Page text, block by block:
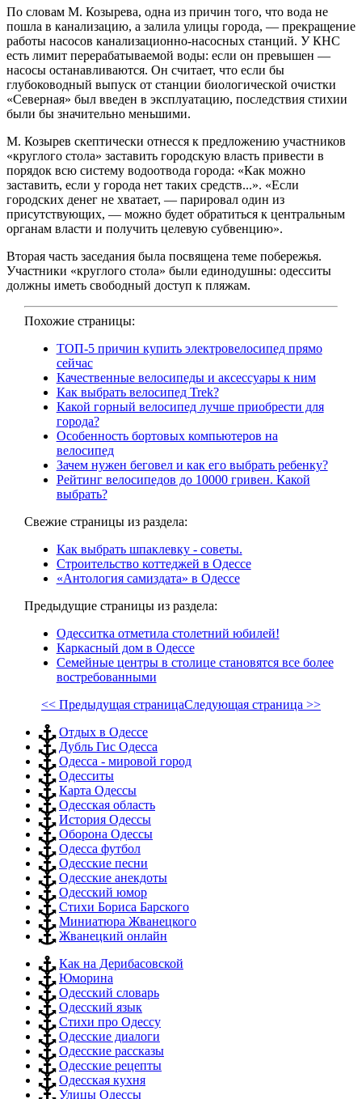
По словам М. Козырева, одна из причин того, что вода не
пошла в канализацию, а залила улицы города, — прекращение
работы насосов канализационно-насосных станций. У КНС
есть лимит перерабатываемой воды: если он превышен —
насосы останавливаются. Он считает, что если бы
глубоководный выпуск от станции биологической очистки
«Северная» был введен в эксплуатацию, последствия стихии
были бы значительно меньшими.
М. Козырев скептически отнесся к предложению участников
«круглого стола» заставить городскую власть привести в
порядок всю систему водоотвода города: «Как можно
заставить, если у города нет таких средств...». «Если
городских денег не хватает, — парировал один из
присутствующих, — можно будет обратиться к центральным
органам власти и получить целевую субвенцию».
Вторая часть заседания была посвящена теме побережья.
Участники «круглого стола» были единодушны: одесситы
должны иметь свободный доступ к пляжам.
Похожие страницы:
ТОП-5 причин купить электровелосипед прямо
сейчас
Качественные велосипеды и аксессуары к ним
Как выбрать велосипед Trek?
Какой горный велосипед лучше приобрести для
города?
Особенность бортовых компьютеров на
велосипед
Зачем нужен беговел и как его выбрать ребенку?
Рейтинг велосипедов до 10000 гривен. Какой
выбрать?
Свежие страницы из раздела:
Как выбрать шпаклевку - советы.
Строительство коттеджей в Одессе
«Антология самиздата» в Одессе
Предыдущие страницы из раздела:
Одесситка отметила столетний юбилей!
Каркасный дом в Одессе
Семейные центры в столице становятся все более
востребованными
<< Предыдущая страницаСледующая страница >>
Отдых в Одессе
Дубль Гис Одесса
Одесса - мировой город
Одесситы
Карта Одессы
Одесская область
История Одессы
Оборона Одессы
Одесса футбол
Одесские песни
Одесские анекдоты
Одесский юмор
Стихи Бориса Барского
Миниатюра Жванецкого
Жванецкий онлайн
Как на Дерибасовской
Юморина
Одесский словарь
Одесский язык
Стихи про Одессу
Одесские диалоги
Одесские рассказы
Одесские рецепты
Одесская кухня
Улицы Одессы